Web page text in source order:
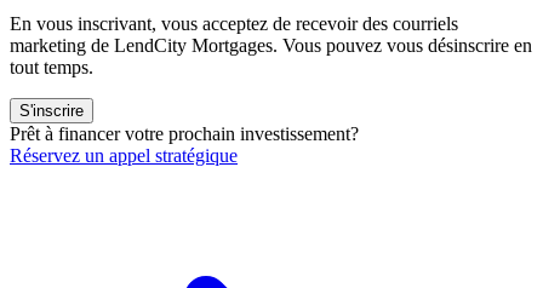
En vous inscrivant, vous acceptez de recevoir des courriels
marketing de LendCity Mortgages. Vous pouvez vous désinscrire en
tout temps.
S'inscrire
Prêt à financer votre prochain investissement?
Réservez un appel stratégique